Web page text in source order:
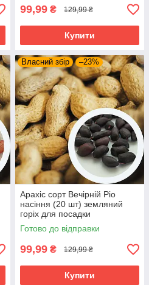
99,99 ₴ 129,99 ₴
Купити
Власний збір –23%
Арахіс сорт Вечірній Ріо
насіння (20 шт) земляний
горіх для посадки
Готово до відправки
99,99 ₴ 129,99 ₴
Купити